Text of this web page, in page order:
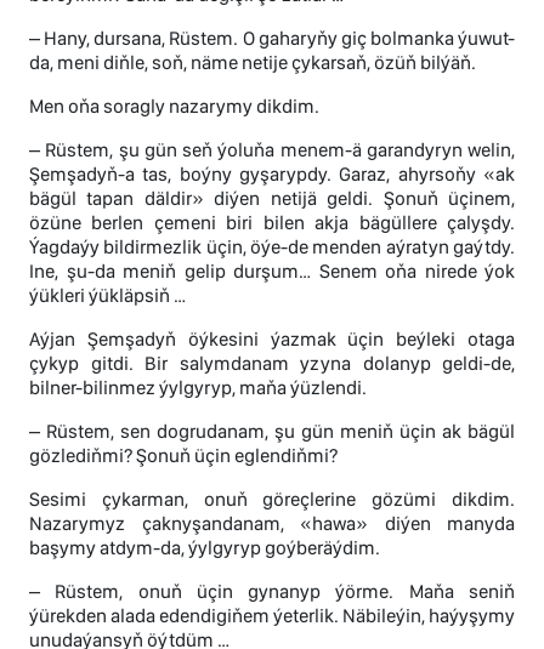
– Hany, dursana, Rüstem. O gaharyňy giç bolmanka ýuwut-
da, meni diňle, soň, näme netije çykarsaň, özüň bilýäň.
Men oňa soragly nazarymy dikdim.
– Rüstem, şu gün seň ýoluňa menem-ä garandyryn welin,
Şemşadyň-a tas, boýny gyşarypdy. Garaz, ahyrsoňy «ak
bägül tapan däldir» diýen netijä geldi. Şonuň üçinem,
özüne berlen çemeni biri bilen akja bägüllere çalyşdy.
Ýagdaýy bildirmezlik üçin, öýe-de menden aýratyn gaýtdy.
Ine, şu-da meniň gelip durşum… Senem oňa nirede ýok
ýükleri ýükläpsiň …
Aýjan Şemşadyň öýkesini ýazmak üçin beýleki otaga
çykyp gitdi. Bir salymdanam yzyna dolanyp geldi-de,
bilner-bilinmez ýylgyryp, maňa ýüzlendi.
– Rüstem, sen dogrudanam, şu gün meniň üçin ak bägül
gözlediňmi? Şonuň üçin eglendiňmi?
Sesimi çykarman, onuň göreçlerine gözümi dikdim.
Nazarymyz çaknyşandanam, «hawa» diýen manyda
başymy atdym-da, ýylgyryp goýberäýdim.
– Rüstem, onuň üçin gynanyp ýörme. Maňa seniň
ýürekden alada edendigiňem ýeterlik. Näbileýin, haýyşymy
unudaýansyň öýtdüm …